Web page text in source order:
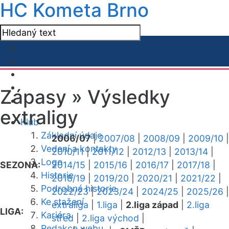
HC Kometa Brno
Klub
Základní údaje
Vedení a kontakty
Logo
Historie
Podrobná historie
Ke stažení
Kariéra
Zápasy » Výsledky
extraligy
SEZONA:
2006/07|2007/08 2008/09 2009/10
2010/11|2011/12 2012/13 2013/14
2014/15
2015/16 2016/17 2017/18
2018/19
2019/20 2020/21 2021/22
2022/23|2023/24 2024/25 2025/26
LIGA:
extraliga 1.liga 2.liga západ
2.liga
střed
2.liga východ